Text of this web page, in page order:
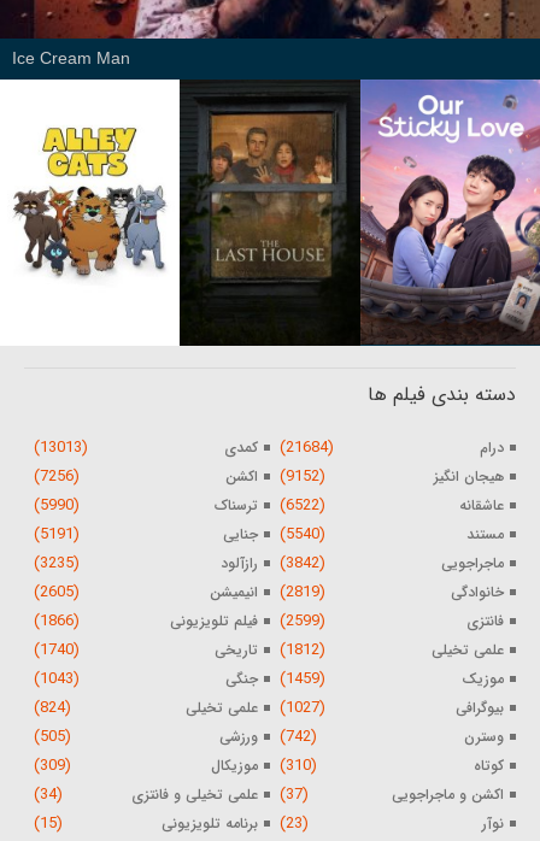
Ice Cream Man
دسته بندی فیلم ها
درام (21684) کمدی (13013)
هیجان انگیز (9152) اکشن (7256)
عاشقانه (6522) ترسناک (5990)
مستند (5540) جنایی (5191)
ماجراجویی (3842) رازآلود (3235)
خانوادگی (2819) انیمیشن (2605)
فانتزی (2599) فیلم تلویزیونی (1866)
علمی تخیلی (1812) تاریخی (1740)
موزیک (1459) جنگی (1043)
بیوگرافی (1027) علمی تخیلی (824)
وسترن (742) ورزشی (505)
کوتاه (310) موزیکال (309)
اکشن و ماجراجویی (37) علمی تخیلی و فانتزی (34)
نوآر (23) برنامه تلویزیونی (15)